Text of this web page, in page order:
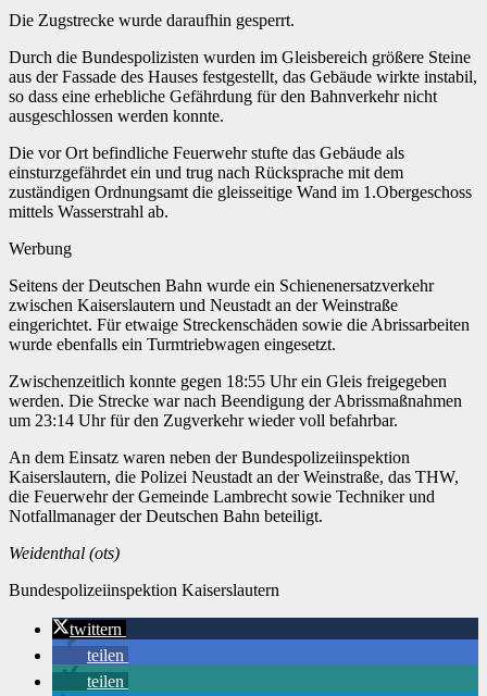
Die Zugstrecke wurde daraufhin gesperrt.
Durch die Bundespolizisten wurden im Gleisbereich größere Steine
aus der Fassade des Hauses festgestellt, das Gebäude wirkte instabil,
so dass eine erhebliche Gefährdung für den Bahnverkehr nicht
ausgeschlossen werden konnte.
Die vor Ort befindliche Feuerwehr stufte das Gebäude als
einsturzgefährdet ein und trug nach Rücksprache mit dem
zuständigen Ordnungsamt die gleisseitige Wand im 1.Obergeschoss
mittels Wasserstrahl ab.
Werbung
Seitens der Deutschen Bahn wurde ein Schienenersatzverkehr
zwischen Kaiserslautern und Neustadt an der Weinstraße
eingerichtet. Für etwaige Streckenschäden sowie die Abrissarbeiten
wurde ebenfalls ein Turmtriebwagen eingesetzt.
Zwischenzeitlich konnte gegen 18:55 Uhr ein Gleis freigegeben
werden. Die Strecke war nach Beendigung der Abrissmaßnahmen
um 23:14 Uhr für den Zugverkehr wieder voll befahrbar.
An dem Einsatz waren neben der Bundespolizeiinspektion
Kaiserslautern, die Polizei Neustadt an der Weinstraße, das THW,
die Feuerwehr der Gemeinde Lambrecht sowie Techniker und
Notfallmanager der Deutschen Bahn beteiligt.
Weidenthal (ots)
Bundespolizeiinspektion Kaiserslautern
twittern
teilen
teilen